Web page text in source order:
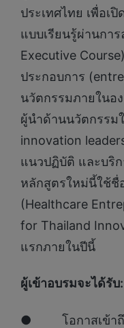
ประเทศไทย เพื่อเ
แบบเรียนรู้ผ่านกา
Executive
ประกอบการ
นวัตกรรมภายในอ
ผู้นำด้านนวัตกรรม
innovation
แนวปฏิบัติ และบริ
หลักสูตรใหม่นี้ใช้ชื่
(Healthcare
for Thailand
แรกภายในปีนี้
ผู้เข้าอบรมจะได้รับ:
● โอกาสเข้าถึง